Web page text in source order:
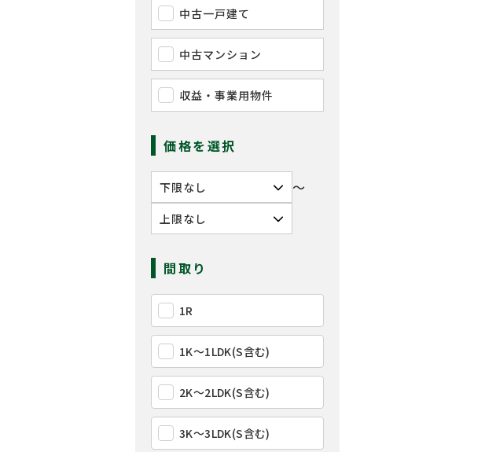
中古一戸建て
中古マンション
収益・事業用物件
価格を選択
〜
間取り
1R
1K〜1LDK(S含む)
2K〜2LDK(S含む)
3K〜3LDK(S含む)